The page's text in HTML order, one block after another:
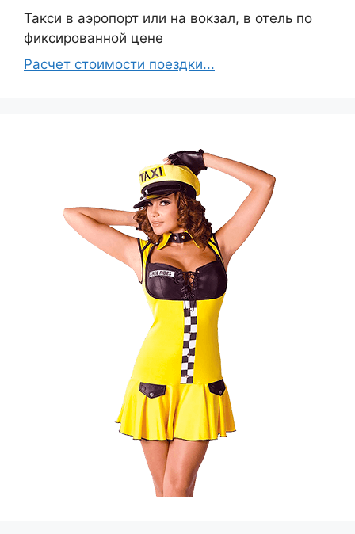
Такси в аэропорт или на вокзал, в отель по
фиксированной цене
Расчет стоимости поездки...